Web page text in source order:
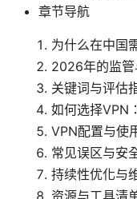
章节导航
为什么在中国
2026年的监管
关键词与评估
如何选择VPN
VPN配置与使
常见误区与安
持续性优化与